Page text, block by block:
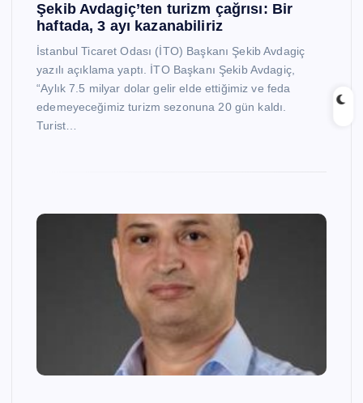
Şekib Avdagiç’ten turizm çağrısı: Bir
haftada, 3 ayı kazanabiliriz
İstanbul Ticaret Odası (İTO) Başkanı Şekib Avdagiç
yazılı açıklama yaptı. İTO Başkanı Şekib Avdagiç,
“Aylık 7.5 milyar dolar gelir elde ettiğimiz ve feda
edemeyeceğimiz turizm sezonuna 20 gün kaldı.
Turist…